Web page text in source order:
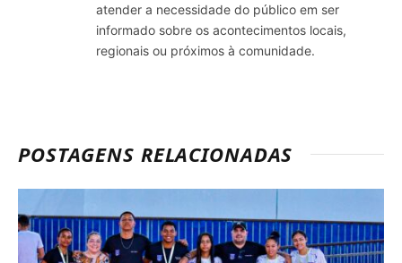
atender a necessidade do público em ser
informado sobre os acontecimentos locais,
regionais ou próximos à comunidade.
POSTAGENS RELACIONADAS